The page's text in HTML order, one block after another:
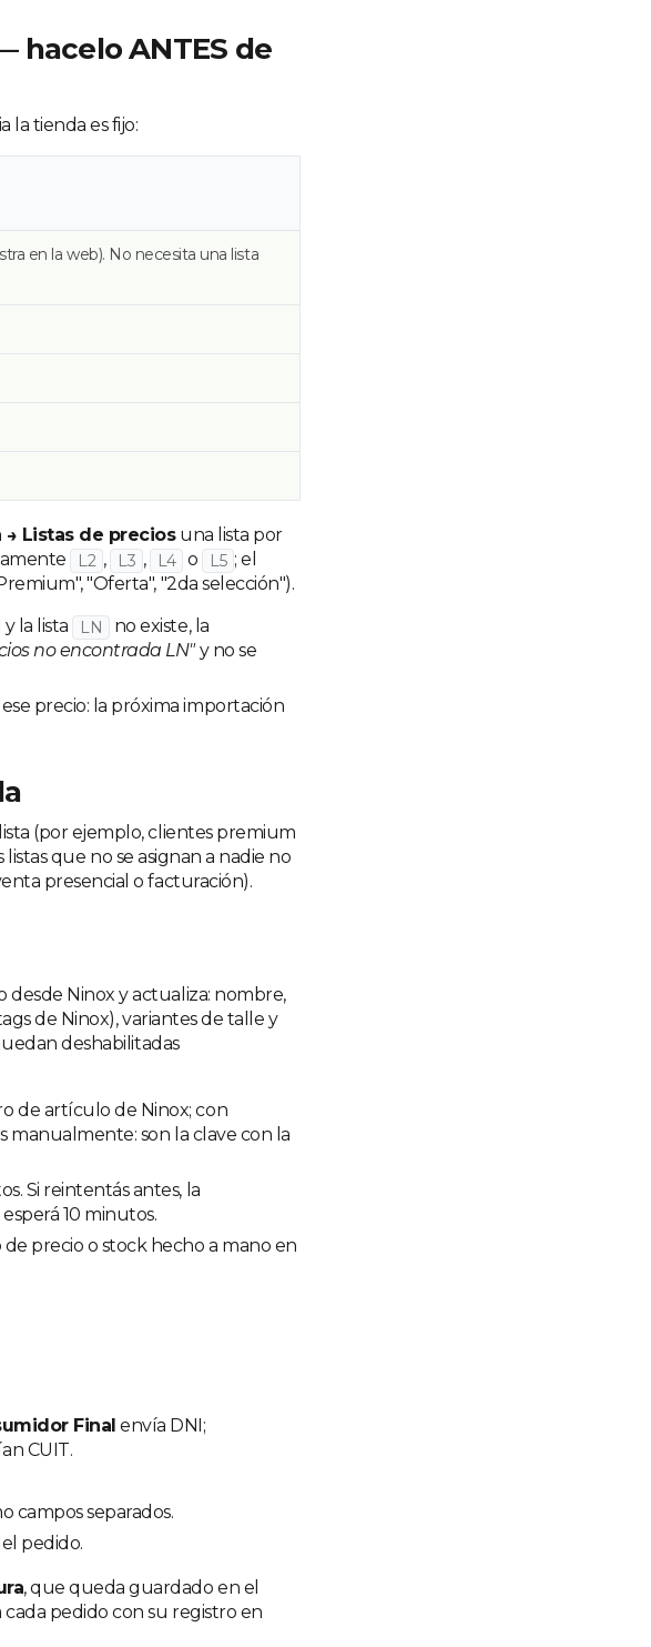
hacelo ANTES de
la tienda es fijo:
en la web). No necesita una lista
Listas de preciosuna lista por
L2 , L3 , L4 o L5 ; el
"Oferta", "2da selección").
la lista
LN
no existe, la
no encontrada LN"y no se
precio: la próxima importación
(por ejemplo, clientes premium
que no se asignan a nadie no
presencial o facturación).
Ninox y actualiza: nombre,
de Ninox), variantes de talle y
deshabilitadas
de artículo de Ninox; con
manualmente: son la clave con la
Si reintentás antes, la
10 minutos.
precio o stock hecho a mano en
Final envía DNI;
CUIT.
campos separados.
pedido.
, que queda guardado en el
pedido con su registro en